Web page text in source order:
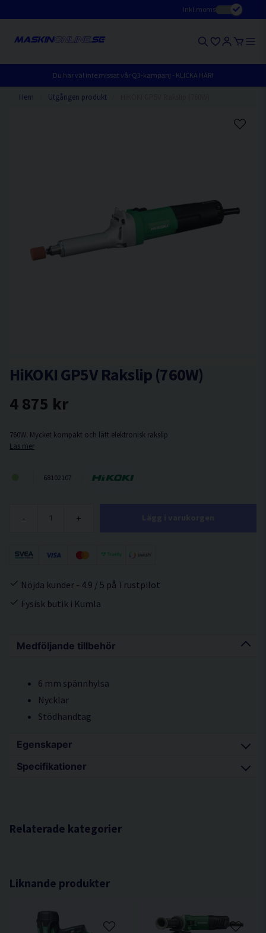
Inkl.moms
Du har väl inte missat vår Q3-kampanj - KLICKA HÄR!
Hem Utgången produkt
Medföljande tillbehör
6 mm spännhylsa
Nycklar
Stödhandtag
Egenskaper
Mycket kompakt och lätt elektronisk rakslip
Steglöst variabelt varvtal
Topplacerad brytare
För spännhylsor 3, 6 och 8 mm
Specifikationer
Kapacitet slipstål Ø 50 mm
Ljudtrycksnivå dB(A) 83,0
Ljudeffekt dB(A) 94,0
Dimension (L x H) 406 x 79 mm
Vikt 1,9 kg
Relaterade kategorier
HiKOKI GP5V Rakslip (760W)
4 875 kr
760W. Mycket kompakt och lätt elektronisk rakslip
Läs mer
68102107
- +
Nöjda kunder - 4.9 / 5 på Trustpilot
Fysisk butik i Kumla
Liknande produkter